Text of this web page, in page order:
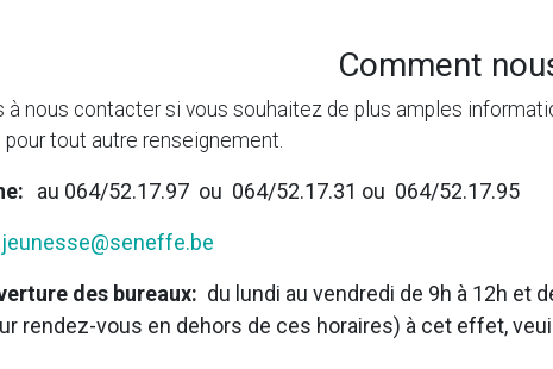
Comment
à nous contacter si vous souhaitez de plus amples
tout autre renseignement.
au 064/52.17.97 ou 064/52.17.31 ou 064/52.17.95
jeunesse@seneffe.be
des bureaux: du lundi au vendredi de 9h à 12h et
rendez-vous en dehors de ces horaires) à cet effet,